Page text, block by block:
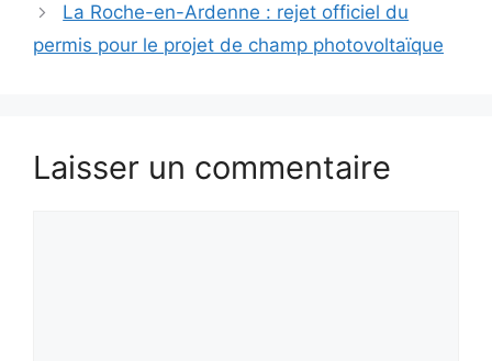
La Roche-en-Ardenne : rejet officiel du
permis pour le projet de champ photovoltaïque
Laisser un commentaire